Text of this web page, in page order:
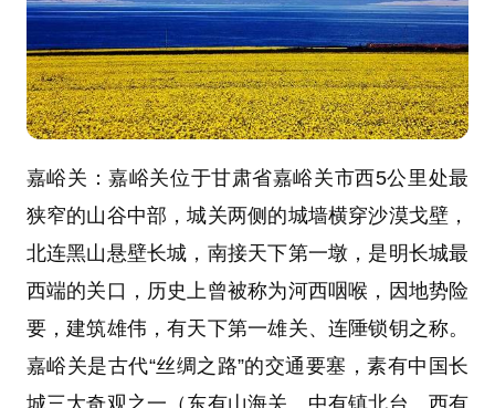
嘉峪关：嘉峪关位于甘肃省嘉峪关市西5公里处最
狭窄的山谷中部，城关两侧的城墙横穿沙漠戈壁，
北连黑山悬壁长城，南接天下第一墩，是明长城最
西端的关口，历史上曾被称为河西咽喉，因地势险
要，建筑雄伟，有天下第一雄关、连陲锁钥之称。
嘉峪关是古代“丝绸之路”的交通要塞，素有中国长
城三大奇观之一（东有山海关、中有镇北台、西有